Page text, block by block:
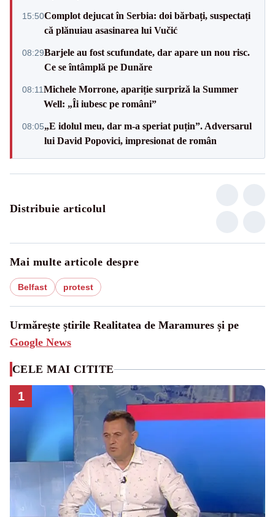
15:50Complot dejucat în Serbia: doi bărbați, suspectați
că plănuiau asasinarea lui Vučić
08:29Barjele au fost scufundate, dar apare un nou risc.
Ce se întâmplă pe Dunăre
08:11Michele Morrone, apariție surpriză la Summer
Well: „Îi iubesc pe români”
08:05„E idolul meu, dar m-a speriat puțin”. Adversarul
lui David Popovici, impresionat de român
Distribuie articolul
Mai multe articole despre
Belfast protest
Urmărește știrile Realitatea de Maramures și pe
Google News
CELE MAI CITITE
1